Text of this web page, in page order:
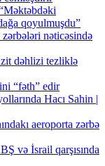
qoyulmuşdu”
nəticəsində
dəhlizi tezliklə
“fəth” edir
Hacı Sahin |
aeroporta zərbə
və İsrail qarşısında